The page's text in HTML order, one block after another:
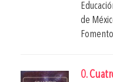
de
0.